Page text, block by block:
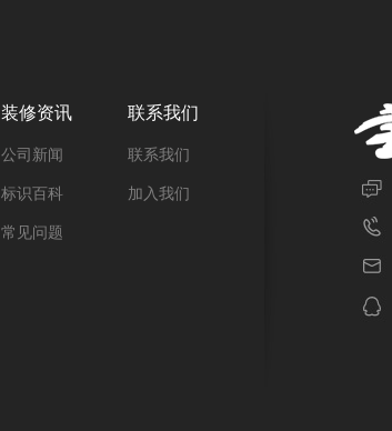
装修资讯
公司新闻
标识百科
常见问题
联系我们
联系我们
加入我们